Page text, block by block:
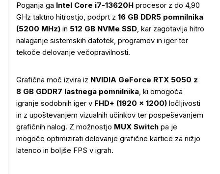
Poganja ga Intel Core i7-13620H procesor z do 4,90
GHz taktno hitrostjo, podprt z 16 GB DDR5 pomnilnika
(5200 MHz) in 512 GB NVMe SSD, kar zagotavlja hitro
nalaganje sistemskih datotek, programov in iger ter
tekoče delovanje večopravilnosti.
Grafična moč izvira iz NVIDIA GeForce RTX 5050 z
8 GB GDDR7 lastnega pomnilnika, ki omogoča
igranje sodobnih iger v FHD+ (1920 × 1200) ločljivosti
in z upoštevanjem vizualnih učinkov ter pospeševanjem
grafičnih nalog. Z možnostjo MUX Switch pa je
mogoče optimizirati delovanje grafične kartice za nižjo
latenco in boljše FPS v igrah.